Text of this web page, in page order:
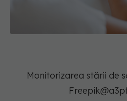
Monitorizarea stării de